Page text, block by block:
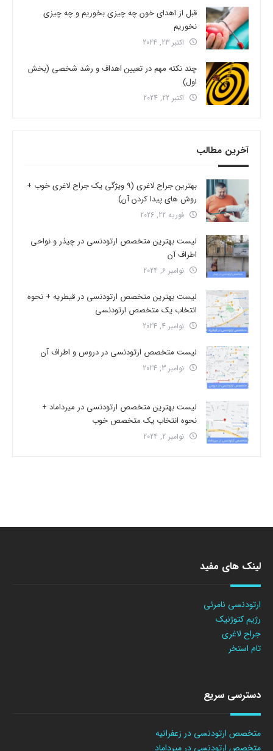
قبل از اهدای خون چه چیزی بخوریم و چه چیزی
نخوریم
اکتبر 23, 2024
چند نکته مهم در تعیین اهداف و رشد شخصی (بخش
اول)
اکتبر 22, 2024
آخرین مطالب
بهترین جراح لاغری (9 ویژگی یک جراح لاغری خوب +
روش های پیدا کردن آن)
فوریه 22, 2026
لیست بهترین متخصص ارتودنسی در چیذر و نواحی
اطراف آن
نوامبر 6, 2024
لیست بهترین متخصص ارتودنسی در قیطریه + نحوه
انتخاب یک متخصص ارتودنسی
نوامبر 4, 2024
لیست متخصص ارتودنسی در دروس و اطراف آن
نوامبر 3, 2024
لیست بهترین متخصص ارتودنسی در میرداماد +
نحوه انتخاب یک متخصص خوب
نوامبر 2, 2024
لینک های مفید
ارتودنسی نامرئی
رژیم کتوژنیک
جراح لاغری
تام استخر
دسترسی سریع
متخصص ارتودنسی در زعفرانیه
متخصص ارتودنسی در میرداماد